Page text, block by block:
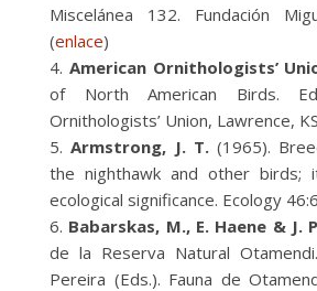
Miscelánea 132. Fundación
(enlace)
American Ornithologists’
of North American Birds.
Ornithologists’ Union, Lawrence,
Armstrong, J. T.(1965).
the nighthawk and other birds;
ecological significance. Ecology
Babarskas, M., E. Haene & J.
de la Reserva Natural
Pereira (Eds.). Fauna de